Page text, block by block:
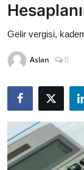
HAKKIMIZDA
KÜNYE
MODA
İŞ BİRLİĞİ
MÜZİK
Gelir vergisi,
Aslan 0